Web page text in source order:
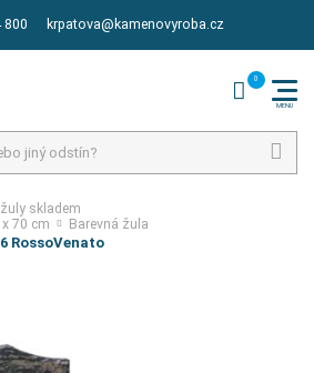
800 krpatova@kamenovyroba.cz
skladem
70 cm
Barevná žula
RossoVenato